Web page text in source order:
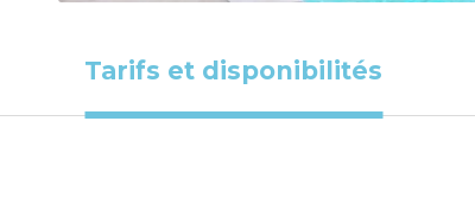
Tarifs et disponibilités